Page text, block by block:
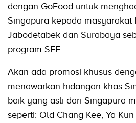
dengan GoFood untuk
Singapura kepada masyarakat
Jabodetabek dan Surabaya
program SFF.
Akan ada promosi khusus
menawarkan hidangan khas
baik yang asli dari Singapura
seperti: Old Chang Kee, Ya